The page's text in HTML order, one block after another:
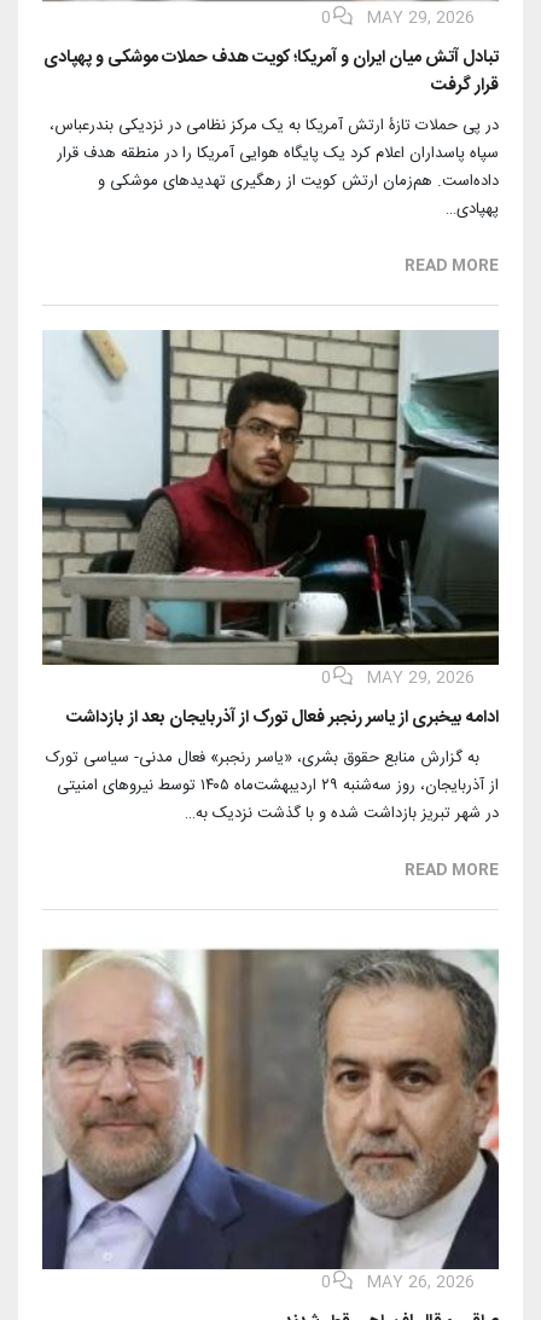
MAY 29, 2026
0
تبادل آتش میان ایران و آمریکا؛ کویت هدف حملات موشکی و پهپادی
قرار گرفت
در پی حملات تازۀ ارتش آمریکا به یک مرکز نظامی در نزدیکی بندرعباس،
سپاه پاسداران اعلام کرد یک پایگاه هوایی آمریکا را در منطقه هدف قرار
داده‌است. هم‌زمان ارتش کویت از رهگیری تهدیدهای موشکی و
پهپادی…
READ MORE
MAY 29, 2026
0
ادامه بیخبری از یاسر رنجبر فعال تورک از آذربایجان بعد از بازداشت
⁨ به گزارش منابع حقوق بشری، «یاسر رنجبر» فعال مدنی- سیاسی تورک
از آذربایجان، روز سه‌شنبه ۲۹ اردیبهشت‌ماه ۱۴۰۵ توسط نیروهای امنیتی
در شهر تبریز بازداشت شده و با گذشت نزدیک به…
READ MORE
MAY 26, 2026
0